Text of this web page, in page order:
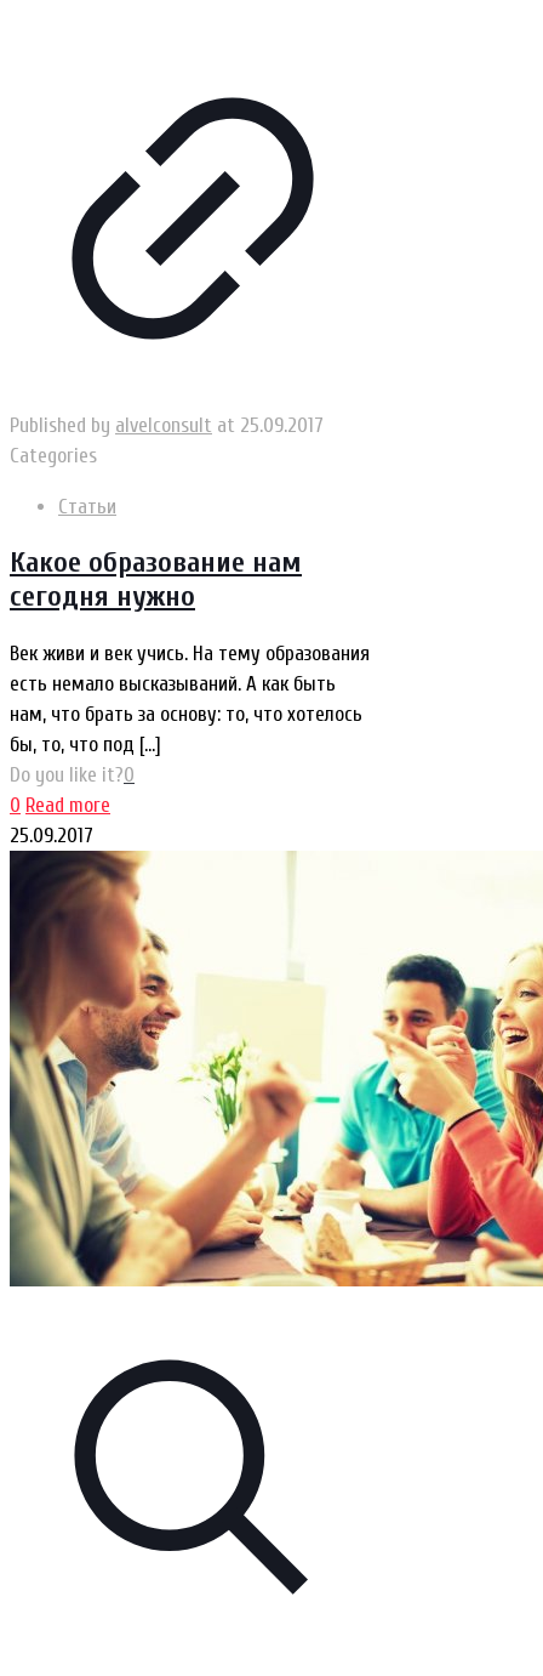
Published by alvelconsult at 25.09.2017
Categories
Статьи
Какое образование нам
сегодня нужно
Век живи и век учись. На тему образования
есть немало высказываний. А как быть
нам, что брать за основу: то, что хотелось
бы, то, что под […]
Do you like it?0
0 Read more
25.09.2017